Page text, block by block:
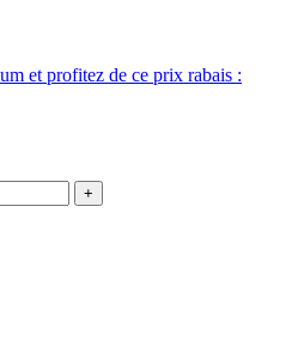
et profitez de ce prix rabais :
+